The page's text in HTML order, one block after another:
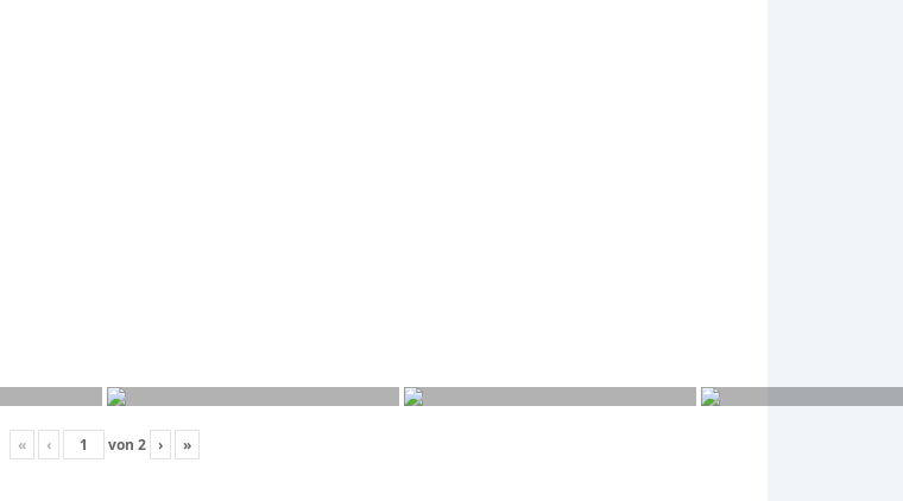
« ‹ von 2 › »